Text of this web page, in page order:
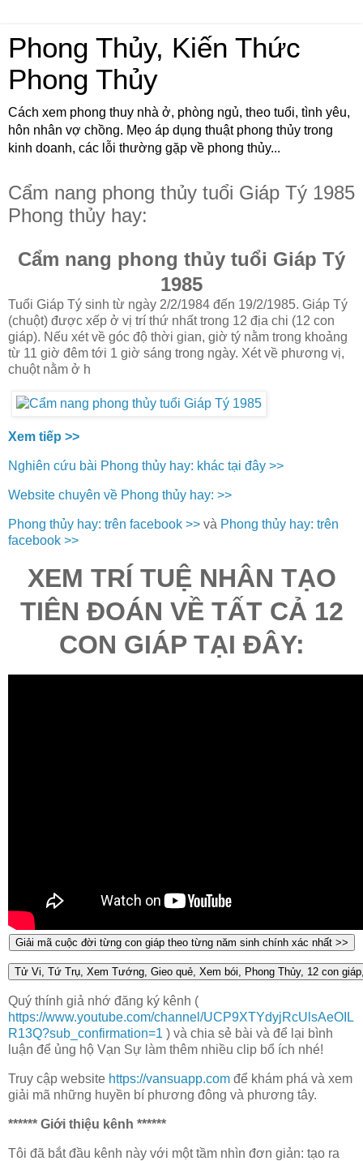
Phong Thủy, Kiến Thức
Phong Thủy
Cách xem phong thuy nhà ở, phòng ngủ, theo tuổi, tình yêu,
hôn nhân vợ chồng. Mẹo áp dụng thuật phong thủy trong
kinh doanh, các lỗi thường gặp về phong thủy...
Cẩm nang phong thủy tuổi Giáp Tý 1985
Phong thủy hay:
Cẩm nang phong thủy tuổi Giáp Tý
1985
Tuổi Giáp Tý sinh từ ngày 2/2/1984 đến 19/2/1985. Giáp Tý
(chuột) được xếp ở vị trí thứ nhất trong 12 địa chi (12 con
giáp). Nếu xét về góc độ thời gian, giờ tý nằm trong khoảng
từ 11 giờ đêm tới 1 giờ sáng trong ngày. Xét về phương vị,
chuột nằm ở h
Xem tiếp >>
Nghiên cứu bài Phong thủy hay: khác tại đây >>
Website chuyên về Phong thủy hay: >>
Phong thủy hay: trên facebook >> và Phong thủy hay: trên
facebook >>
XEM TRÍ TUỆ NHÂN TẠO
TIÊN ĐOÁN VỀ TẤT CẢ 12
CON GIÁP TẠI ĐÂY:
Quý thính giả nhớ đăng ký kênh (
https://www.youtube.com/channel/UCP9XTYdyjRcUlsAeOIL
R13Q?sub_confirmation=1 ) và chia sẻ bài và để lại bình
luận để ủng hộ Vạn Sự làm thêm nhiều clip bổ ích nhé!
Truy cập website https://vansuapp.com để khám phá và xem
giải mã những huyền bí phương đông và phương tây.
****** Giới thiệu kênh ******
Tôi đã bắt đầu kênh này với một tầm nhìn đơn giản: tạo ra